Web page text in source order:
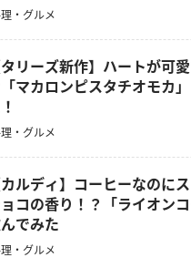
・グルメ
タリーズ新作】ハートが可
マカロンピスタチオモカ
・グルメ
カルディ】コーヒーなのに
コの香り！？「ライオン
でみた
・グルメ